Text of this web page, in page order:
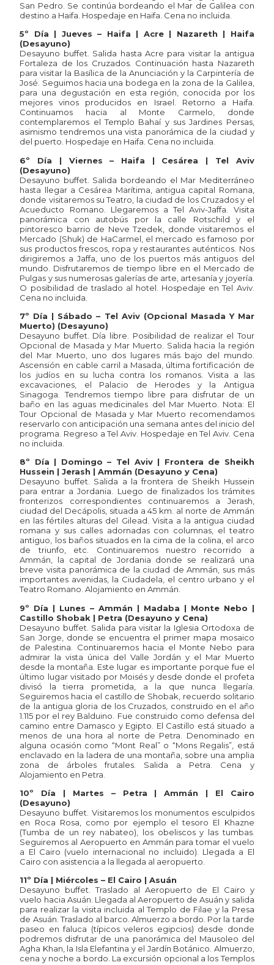
San Pedro. Se continúa bordeando el Mar de Galilea con
destino a Haifa. Hospedaje en Haifa. Cena no incluida.
5º Día | Jueves – Haifa | Acre | Nazareth | Haifa
(Desayuno)
Desayuno buffet. Salida hasta Acre para visitar la antigua
Fortaleza de los Cruzados. Continuación hasta Nazareth
para visitar la Basílica de la Anunciación y la Carpintería de
José. Seguimos hacia una bodega en la zona de la Galilea,
para una degustación en esta región, conocida por los
mejores vinos producidos en Israel. Retorno a Haifa.
Continuamos hacia al Monte Carmelo, donde
contemplaremos el Templo Bahaí y sus Jardines Persas,
asimismo tendremos una vista panorámica de la ciudad y
del puerto. Hospedaje en Haifa. Cena no incluida.
6º Día | Viernes – Haifa | Cesárea | Tel Aviv
(Desayuno)
Desayuno buffet. Salida bordeando el Mar Mediterráneo
hasta llegar a Cesárea Marítima, antigua capital Romana,
donde visitaremos su Teatro, la ciudad de los Cruzados y el
Acueducto Romano. Llegaremos a Tel Aviv-Jaffa. Visita
panorámica con autobús por la calle Rotschild y el
pintoresco barrio de Neve Tzedek, donde visitaremos el
Mercado (Shuk) de HaCarmel, el mercado es famoso por
sus productos frescos, ropa y restaurantes auténticos. Nos
dirigiremos a Jaffa, uno de los puertos más antiguos del
mundo. Disfrutaremos de tiempo libre en el Mercado de
Pulgas y sus numerosas galerías de arte, artesanía y joyería.
O posibilidad de traslado al hotel. Hospedaje en Tel Aviv.
Cena no incluida.
7º Día | Sábado – Tel Aviv (Opcional Masada Y Mar
Muerto) (Desayuno)
Desayuno buffet. Día libre. Posibilidad de realizar el Tour
Opcional de Masada y Mar Muerto. Salida hacia la región
del Mar Muerto, uno dos lugares más bajo del mundo.
Ascensión en cable carril a Masada, última fortificación de
los judíos en su lucha contra los romanos. Visita a las
excavaciones, el Palacio de Herodes y la Antigua
Sinagoga. Tendremos tiempo libre para disfrutar de un
baño en las aguas medicinales del Mar Muerto. Nota: El
Tour Opcional de Masada y Mar Muerto recomendamos
reservarlo con anticipación una semana antes del inicio del
programa. Regreso a Tel Aviv. Hospedaje en Tel Aviv. Cena
no incluida.
8º Día | Domingo – Tel Aviv | Frontera de Sheikh
Hussein | Jerash | Ammán (Desayuno y Cena)
Desayuno buffet. Salida a la frontera de Sheikh Hussein
para entrar a Jordania. Luego de finalizados los trámites
fronterizos correspondientes continuaremos a Jerash,
ciudad del Decápolis, situada a 45 km. al norte de Ammán
en las fértiles alturas del Gilead. Visita a la antigua ciudad
romana y sus calles adornadas con columnas, el teatro
antiguo, los baños situados en la cima de la colina, el arco
de triunfo, etc. Continuaremos nuestro recorrido a
Ammán, la capital de Jordania donde se realizará una
breve visita panorámica de la ciudad de Ammán, sus más
importantes avenidas, la Ciudadela, el centro urbano y el
Teatro Romano. Alojamiento en Ammán.
9º Día | Lunes – Ammán | Madaba | Monte Nebo |
Castillo Shobak | Petra (Desayuno y Cena)
Desayuno buffet. Salida para visitar la Iglesia Ortodoxa de
San Jorge, donde se encuentra el primer mapa mosaico
de Palestina. Continuaremos hacia el Monte Nebo para
admirar la vista única del Valle Jordán y el Mar Muerto
desde la montaña. Este lugar es importante porque fue el
último lugar visitado por Moisés y desde donde el profeta
divisó la tierra prometida, a la que nunca llegaría.
Seguiremos hacia el castillo de Shobak, recuerdo solitario
de la antigua gloria de los Cruzados, construido en el año
1.115 por el rey Balduino. Fue construido como defensa del
camino entre Damasco y Egipto. El Castillo está situado a
menos de una hora al norte de Petra. Denominado en
alguna ocasión como “Mont Real” o “Mons Regalis”, está
enclavado en la ladera de una montaña, sobre una amplia
zona de árboles frutales. Salida a Petra. Cena y
Alojamiento en Petra.
10º Día | Martes – Petra | Ammán | El Cairo
(Desayuno)
Desayuno buffet. Visitaremos los monumentos esculpidos
en Roca Rosa, como por ejemplo el tesoro El Khazne
(Tumba de un rey nabateo), los obeliscos y las tumbas.
Seguiremos al Aeropuerto en Ammán para tomar el vuelo
a El Cairo (vuelo internacional no incluido). Llegada a El
Cairo con asistencia a la llegada al aeropuerto.
11º Día | Miércoles – El Cairo | Asuán
Desayuno buffet. Traslado al Aeropuerto de El Cairo y
vuelo hacia Asuán. Llegada al Aeropuerto de Asuán y salida
para realizar la visita incluida al Templo de Filae y la Presa
de Asuán. Traslado al barco. Almuerzo a bordo. Por la tarde
paseo en faluca (típicos veleros egipcios) desde donde
podremos disfrutar de una panorámica del Mausoleo del
Agha Khan, la Isla Elefantina y el Jardín Botánico. Almuerzo,
cena y noche a bordo. La excursión opcional a los Templos